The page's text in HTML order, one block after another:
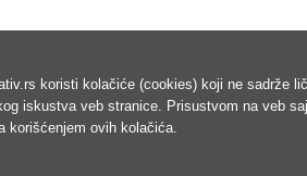
koristi kolačiće (cookies) koji ne sadrže
iskustva veb stranice. Prisustvom na veb
korišćenjem ovih kolačića.